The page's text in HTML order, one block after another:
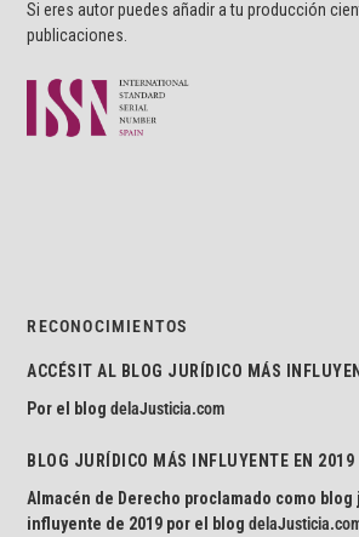
Si eres autor puedes añadir a tu producción
publicaciones.
RECONOCIMIENTOS
ACCÉSIT AL BLOG JURÍDICO MÁS
Por el blogdelaJusticia.com
BLOG JURÍDICO MÁS INFLUYENTE EN 2019
Almacén de Derecho proclamado como
influyente de 2019 por el blog